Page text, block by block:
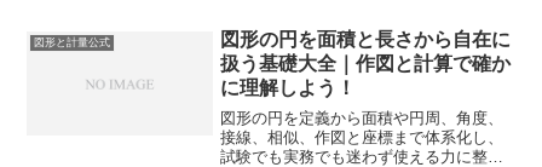
図形と計量公式
図形の円を面積と長さから自在に
扱う基礎大全｜作図と計算で確か
に理解しよう！
図形の円を定義から面積や円周、角度、
接線、相似、作図と座標まで体系化し、
試験でも実務でも迷わず使える力に整理